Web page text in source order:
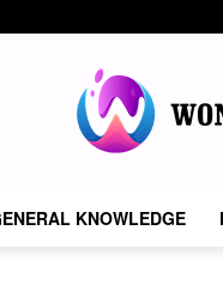
KNOWLEDGE